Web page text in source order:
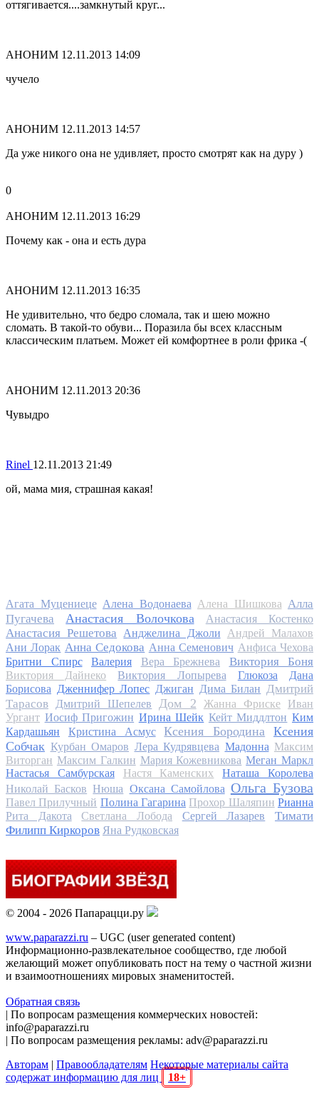
оттягивается....замкнутый круг...
АНОНИМ 12.11.2013 14:09
чучело
АНОНИМ 12.11.2013 14:57
Да уже никого она не удивляет, просто смотрят как на дуру )
0
АНОНИМ 12.11.2013 16:29
Почему как - она и есть дура
АНОНИМ 12.11.2013 16:35
Не удивительно, что бедро сломала, так и шею можно
сломать. В такой-то обуви... Поразила бы всех классным
классическим платьем. Может ей комфортнее в роли фрика -(
АНОНИМ 12.11.2013 20:36
Чувыдро
Rinel 12.11.2013 21:49
ой, мама мия, страшная какая!
Агата Муцениеце Алена Водонаева Алена Шишкова Алла
Пугачева
Анастасия Волочкова Анастасия Костенко
Анастасия Решетова Анджелина Джоли
Андрей Малахов
Ани Лорак Анна Седокова Анна Семенович Анфиса Чехова
Бритни Спирс
Валерия Вера Брежнева Виктория Боня
Виктория Дайнеко Виктория Лопырева Глюкоза
Дана
Борисова Дженнифер Лопес Джиган Дима Билан
Дмитрий
Тарасов
Дмитрий Шепелев Дом 2 Жанна Фриске
Иван
Ургант Иосиф Пригожин Ирина Шейк Кейт Миддлтон Ким
Кардашьян
Кристина Асмус Ксения Бородина
Ксения
Собчак Курбан Омаров Лера Кудрявцева Мадонна Максим
Виторган Максим Галкин Мария Кожевникова Меган Маркл
Настасья Самбурская
Настя Каменских
Наташа Королева
Николай Басков Нюша Оксана Самойлова Ольга Бузова
Павел Прилучный Полина Гагарина Прохор Шаляпин Рианна
Рита Дакота
Светлана Лобода Сергей Лазарев
Тимати
Филипп Киркоров Яна Рудковская
© 2004 - 2026 Папарацци.ру
www.paparazzi.ru – UGC (user generated content)
Информационно-развлекательное сообщество, где любой
желающий может опубликовать пост на тему о частной жизни
и взаимоотношениях мировых знаменитостей.
Обратная связь
| По вопросам размещения коммерческих новостей:
info@paparazzi.ru
| По вопросам размещения рекламы: adv@paparazzi.ru
Авторам | Правообладателям Некоторые материалы сайта
содержат информацию для лиц
18+